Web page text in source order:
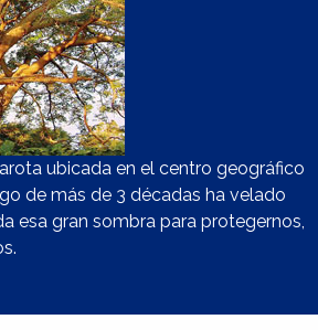
ubicada en el centro geográfico
de más de 3 décadas ha velado
esa gran sombra para protegernos,